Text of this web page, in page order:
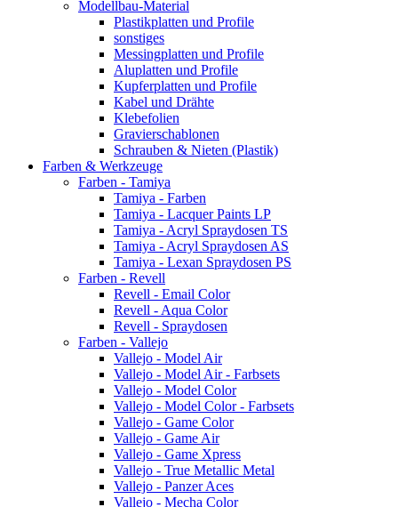
Modellbau-Material
Plastikplatten und Profile
sonstiges
Messingplatten und Profile
Aluplatten und Profile
Kupferplatten und Profile
Kabel und Drähte
Klebefolien
Gravierschablonen
Schrauben & Nieten (Plastik)
Farben & Werkzeuge
Farben - Tamiya
Tamiya - Farben
Tamiya - Lacquer Paints LP
Tamiya - Acryl Spraydosen TS
Tamiya - Acryl Spraydosen AS
Tamiya - Lexan Spraydosen PS
Farben - Revell
Revell - Email Color
Revell - Aqua Color
Revell - Spraydosen
Farben - Vallejo
Vallejo - Model Air
Vallejo - Model Air - Farbsets
Vallejo - Model Color
Vallejo - Model Color - Farbsets
Vallejo - Game Color
Vallejo - Game Air
Vallejo - Game Xpress
Vallejo - True Metallic Metal
Vallejo - Panzer Aces
Vallejo - Mecha Color